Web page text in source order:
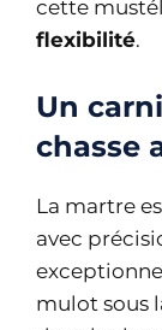
cette
flexibilité.
Un
chasse
La martre
avec
mulot sous